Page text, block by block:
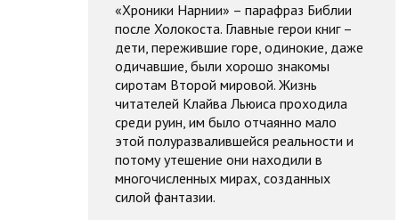
«Хроники Нарнии» – парафраз Библии
после Холокоста. Главные герои книг –
дети, пережившие горе, одинокие, даже
одичавшие, были хорошо знакомы
сиротам Второй мировой. Жизнь
читателей Клайва Льюиса проходила
среди руин, им было отчаянно мало
этой полуразвалившейся реальности и
потому утешение они находили в
многочисленных мирах, созданных
силой фантазии.